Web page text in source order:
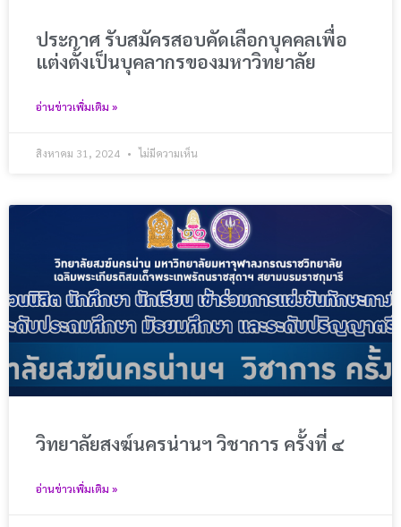
ประกาศ รับสมัครสอบคัดเลือกบุคคลเพื่อ
แต่งตั้งเป็นบุคลากรของมหาวิทยาลัย
อ่านข่าวเพิ่มเติม »
สิงหาคม 31, 2024 ไม่มีความเห็น
วิทยาลัยสงฆ์นครน่านฯ วิชาการ ครั้งที่ ๔
อ่านข่าวเพิ่มเติม »